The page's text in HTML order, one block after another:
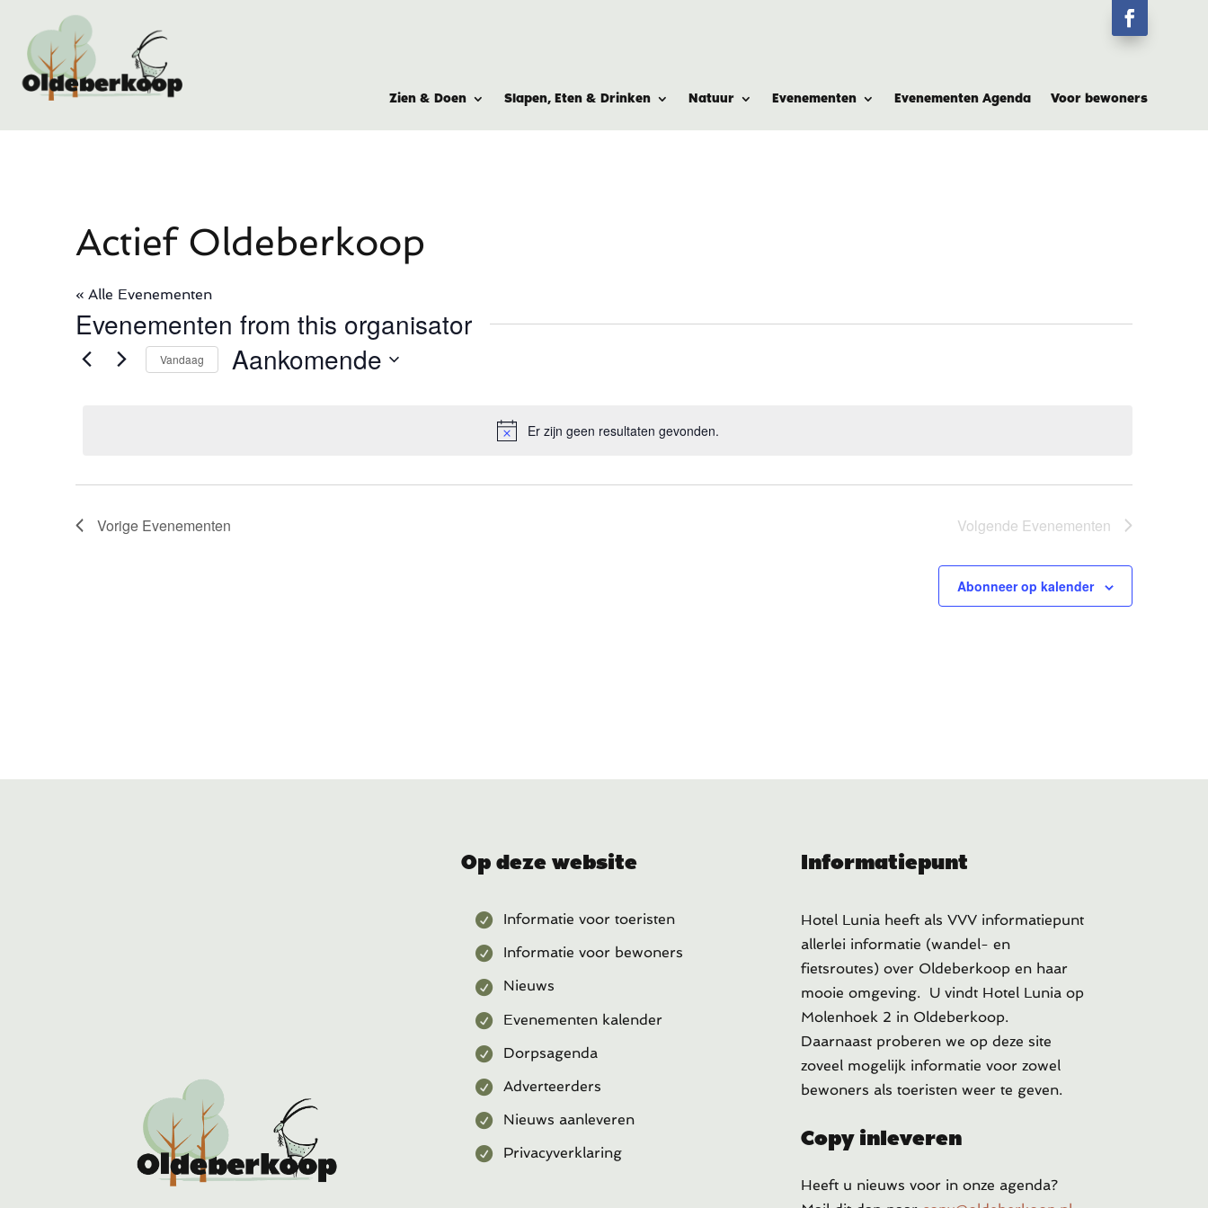
Zien & Doen Slapen, Eten & Drinken Natuur Evenementen Evenementen Agenda Voor bewoners
Actief Oldeberkoop
« Alle Evenementen
Evenementen from this organisator
Bericht
Er zijn geen resultaten gevonden.
Vandaag Aankomende
Vorige Evenementen Volgende Evenementen
Abonneer op kalender
Op deze website
Informatie voor toeristen
Informatie voor bewoners
Nieuws
Evenementen kalender
Dorpsagenda
Adverteerders
Nieuws aanleveren
Privacyverklaring
Informatiepunt
Hotel Lunia heeft als VVV informatiepunt
allerlei informatie (wandel- en
fietsroutes) over Oldeberkoop en haar
mooie omgeving. U vindt Hotel Lunia op
Molenhoek 2 in Oldeberkoop.
Daarnaast proberen we op deze site
zoveel mogelijk informatie voor zowel
bewoners als toeristen weer te geven.
Copy inleveren
Heeft u nieuws voor in onze agenda?